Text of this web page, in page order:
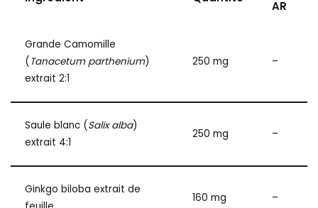
AR
Grande Camomille
( Tanacetum parthenium)
extrait 2:1
250 mg –
Saule blanc (Salix alba)
extrait 4:1
250 mg –
Ginkgo biloba extrait de
160 mg –